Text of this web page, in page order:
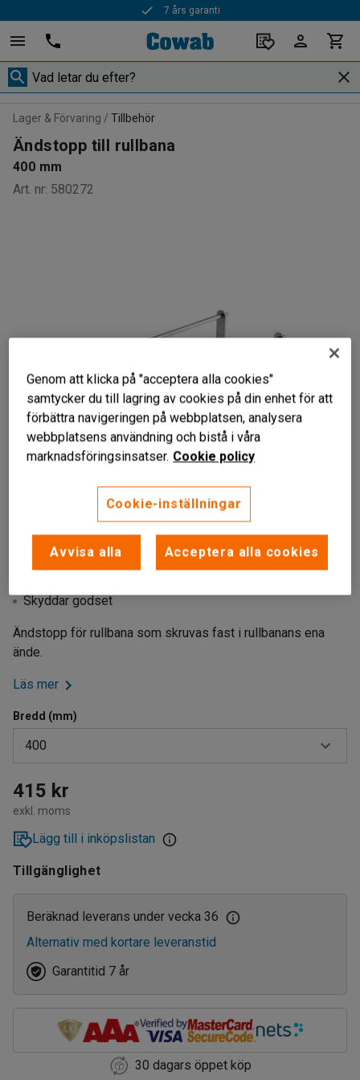
7 års garanti
Lager & Förvaring Tillbehör
Ändstopp till rullbana
400 mm
Art. nr: 580272
Ändstopp
Skyddar godset
Ändstopp för rullbana som skruvas fast i rullbanans ena
ände.
Läs mer
Bredd (mm)
400
300
400
500
600
800
415 kr
exkl. moms
Lägg till i inköpslistan
Tillgänglighet
Beräknad leverans under vecka 36
Alternativ med kortare leveranstid
Garantitid 7 år
30 dagars öppet köp
Genom att klicka på "acceptera alla cookies"
samtycker du till lagring av cookies på din enhet för att
förbättra navigeringen på webbplatsen, analysera
webbplatsens användning och bistå i våra
marknadsföringsinsatser. Cookie policy
Cookie-inställningar
Avvisa alla Acceptera alla cookies